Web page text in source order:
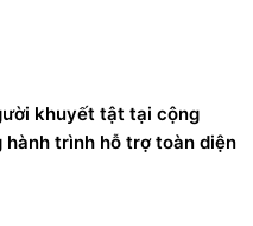
khuyết tật tại cộng
trình hỗ trợ toàn diện